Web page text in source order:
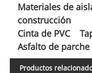
Materiales de
construcción
Cinta de PVC
Asfalto de
Productos